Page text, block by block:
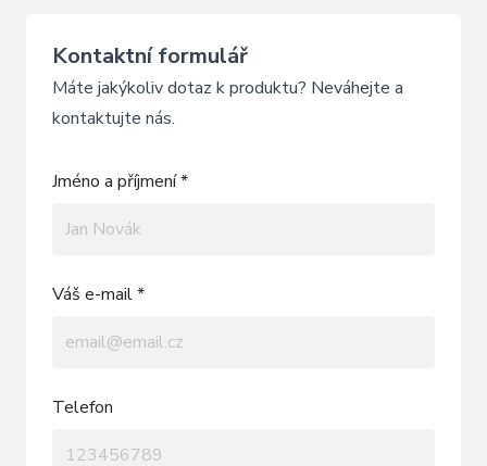
Kontaktní formulář
Máte jakýkoliv dotaz k produktu? Neváhejte a
kontaktujte nás.
Jméno a příjmení *
Váš e-mail *
Telefon